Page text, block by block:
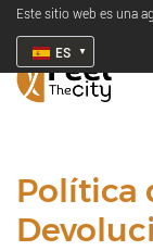
Este sitio web es una
ES
Política